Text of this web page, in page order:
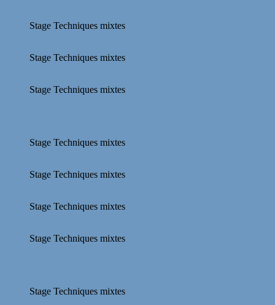
Stage Techniques mixtes
Stage Techniques mixtes
Stage Techniques mixtes
Stage Techniques mixtes
Stage Techniques mixtes
Stage Techniques mixtes
Stage Techniques mixtes
Stage Techniques mixtes